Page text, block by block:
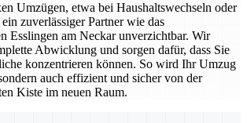
Umzügen, etwa bei Haushaltswechseln oder
zuverlässiger Partner wie das
Esslingen am Neckar unverzichtbar. Wir
Abwicklung und sorgen dafür, dass Sie
konzentrieren können. So wird Ihr Umzug
auch effizient und sicher von der
Kiste im neuen Raum.